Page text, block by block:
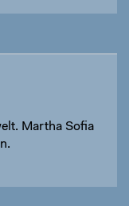
Martha Sofia